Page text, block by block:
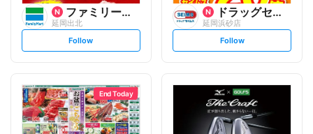
ファミリーマート
延岡出北
s
l
o
w
Follow
ドラッグセイムス
延岡浜砂店
s
l
o
w
Follow
End Today